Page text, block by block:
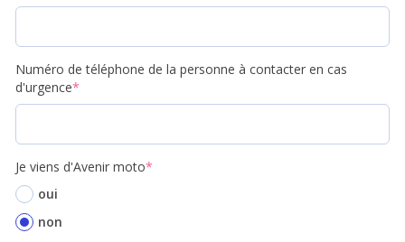
Numéro de téléphone de la personne à contacter en cas
d'urgence*
Je viens d'Avenir moto*
oui
non